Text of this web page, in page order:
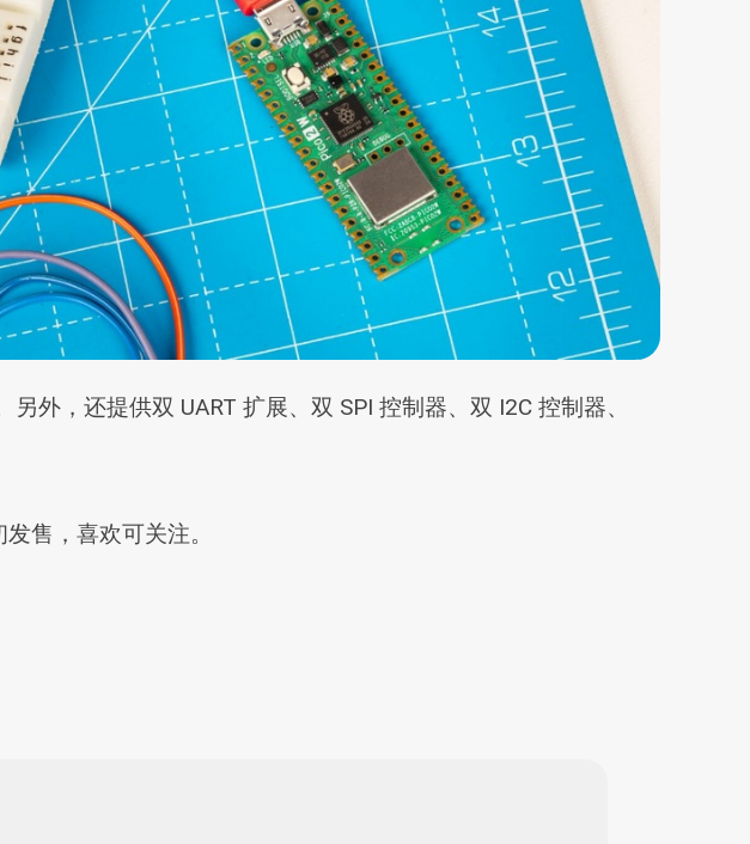
外，还提供双 UART 扩展、双 SPI 控制器、双 I2C 控制器、
售，喜欢可关注。